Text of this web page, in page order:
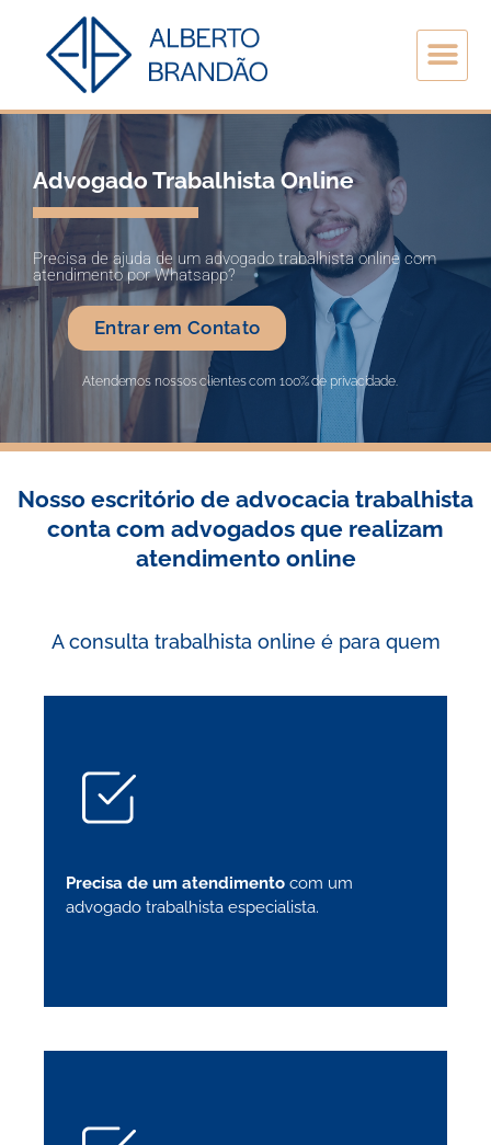
Advogado Trabalhista Online
Precisa de ajuda de um advogado trabalhista online com
atendimento por Whatsapp?
Entrar em Contato
Atendemos nossos clientes com 100% de privacidade.
Nosso escritório de advocacia trabalhista
conta com advogados que realizam
atendimento online
A consulta trabalhista online é para quem
Precisa de um atendimento com um
advogado trabalhista especialista.